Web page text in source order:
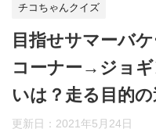
チコちゃんクイズ
目指せサマーバ
コーナー→ジョ
いは？走る目的
更新日： 2021年5月24日